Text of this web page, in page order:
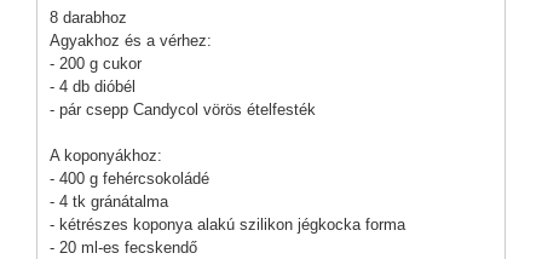
8 darabhoz
Agyakhoz és a vérhez:
- 200 g cukor
- 4 db dióbél
- pár csepp Candycol vörös ételfesték
A koponyákhoz:
- 400 g fehércsokoládé
- 4 tk gránátalma
- kétrészes koponya alakú szilikon jégkocka forma
- 20 ml-es fecskendő